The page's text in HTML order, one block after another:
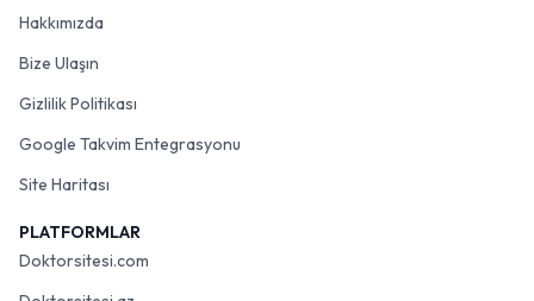
Hakkımızda
Bize Ulaşın
Gizlilik Politikası
Google Takvim Entegrasyonu
Site Haritası
PLATFORMLAR
Doktorsitesi.com